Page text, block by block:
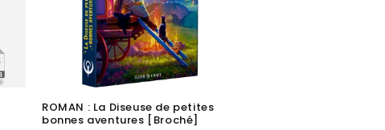
ROMAN : La Diseuse de petites
bonnes aventures [Broché]